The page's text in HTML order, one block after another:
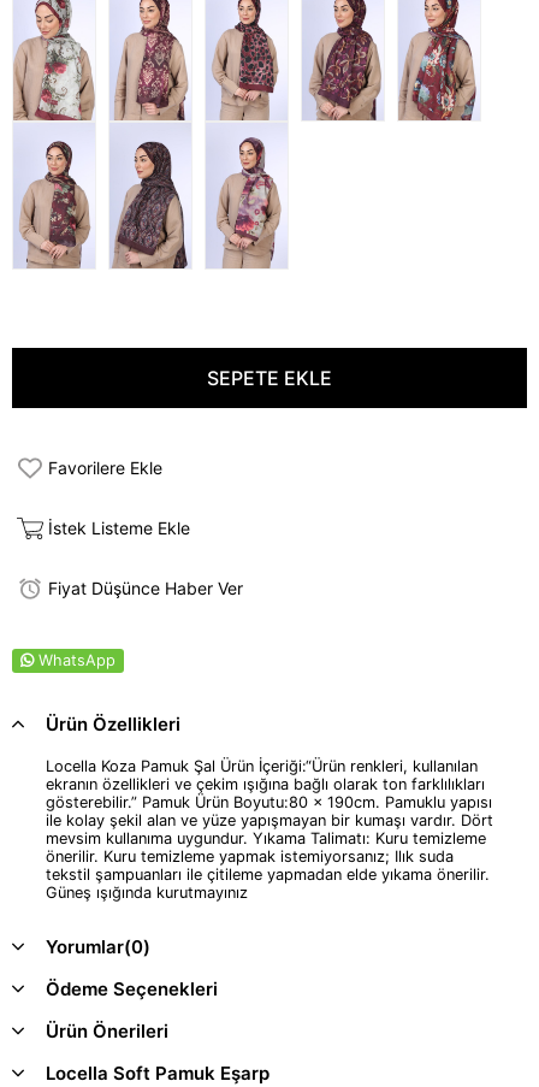
Favorilere Ekle
İstek Listeme Ekle
Fiyat Düşünce Haber Ver
WhatsApp
Ürün Özellikleri
Locella Koza Pamuk Şal Ürün İçeriği:“Ürün renkleri, kullanılan
ekranın özellikleri ve çekim ışığına bağlı olarak ton farklılıkları
gösterebilir.” Pamuk Ürün Boyutu:80 x 190cm. Pamuklu yapısı
ile kolay şekil alan ve yüze yapışmayan bir kumaşı vardır. Dört
mevsim kullanıma uygundur. Yıkama Talimatı: Kuru temizleme
önerilir. Kuru temizleme yapmak istemiyorsanız; Ilık suda
tekstil şampuanları ile çitileme yapmadan elde yıkama önerilir.
Güneş ışığında kurutmayınız
Yorumlar(0)
Ödeme Seçenekleri
Ürün Önerileri
Locella Soft Pamuk Eşarp